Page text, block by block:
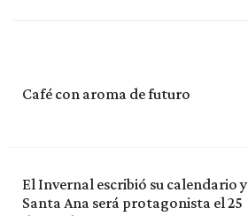
Café con aroma de futuro
El Invernal escribió su calendario y
Santa Ana será protagonista el 25